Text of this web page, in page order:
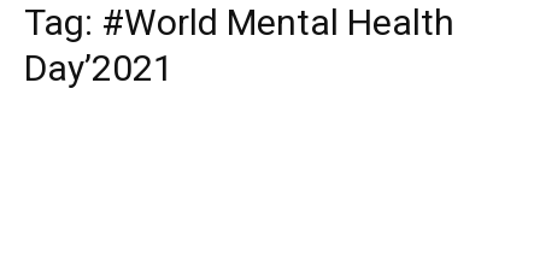
Tag: #World Mental Health
Day’2021